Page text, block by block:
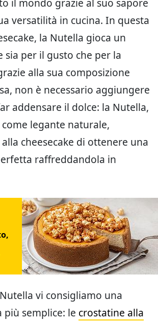
il mondo grazie al suo sapore
versatilità in cucina. In questa
la Nutella gioca un
sia per il gusto che per la
alla sua composizione
non è necessario aggiungere
addensare il dolce: la Nutella,
legante naturale,
cheesecake di ottenere una
raffreddandola in
vi consigliamo una
più semplice: le crostatine alla